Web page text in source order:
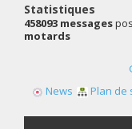
Statistiques
458093 messages
motards
News
Plan de